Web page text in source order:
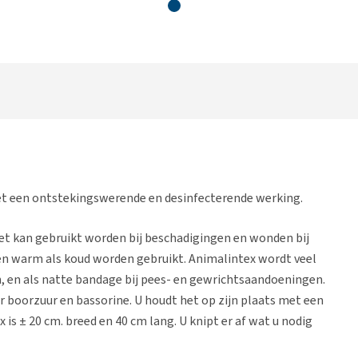
ontstekingswerende en desinfecterende werking.
kan gebruikt worden bij beschadigingen en wonden bij
warm als koud worden gebruikt. Animalintex wordt veel
als natte bandage bij pees- en gewrichtsaandoeningen.
en bassorine. U houdt het op zijn plaats met een
± 20 cm. breed en 40 cm lang. U knipt er af wat u nodig